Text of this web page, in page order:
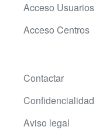
Acceso Usuarios
Acceso Centros
Contactar
Confidencialidad
Aviso legal